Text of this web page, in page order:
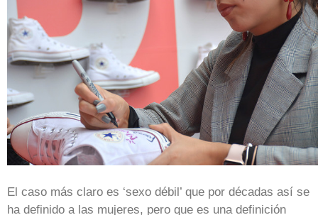
El caso más claro es ‘sexo débil’ que por décadas así se
ha definido a las mujeres, pero que es una definición